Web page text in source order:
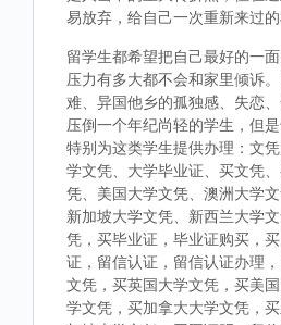
易放弃，给自己一次重新来过
留学生都希望把自己最好的一
压力有多大都不会和家里倾诉
难、异国他乡的孤独感、失恋
压倒一个年纪尚轻的学生，但
特别为这类学生提供办理：文
学文凭、大学毕业证、买文凭
凭、美国大学文凭、澳洲大学文
新加坡大学文凭、新西兰大学
凭，买毕业证，毕业证购买，
证，留信认证，留信认证办理
文凭，买英国大学文凭，买美
学文凭，买加拿大大学文凭，